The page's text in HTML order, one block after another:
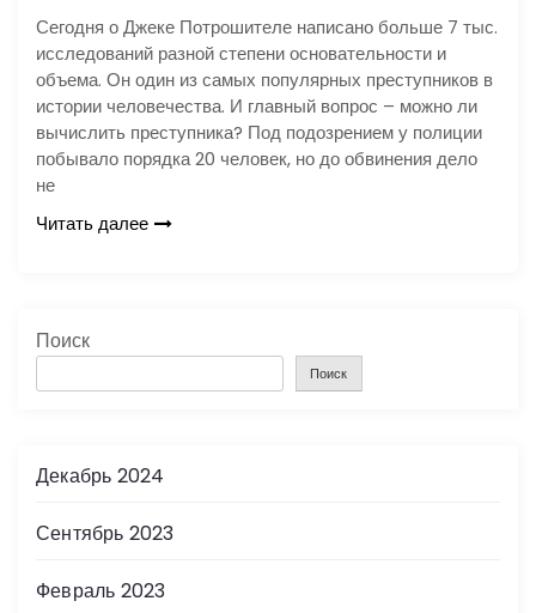
Сегодня о Джеке Потрошителе написано больше 7 тыс.
исследований разной степени основательности и
объема. Он один из самых популярных преступников в
истории человечества. И главный вопрос – можно ли
вычислить преступника? Под подозрением у полиции
побывало порядка 20 человек, но до обвинения дело
не
Читать далее
Поиск
Поиск
Декабрь 2024
Сентябрь 2023
Февраль 2023